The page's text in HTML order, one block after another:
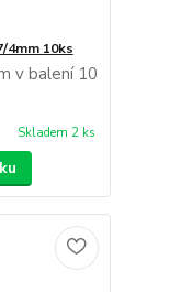
4mm 10ks
v balení 10
Skladem 2 ks